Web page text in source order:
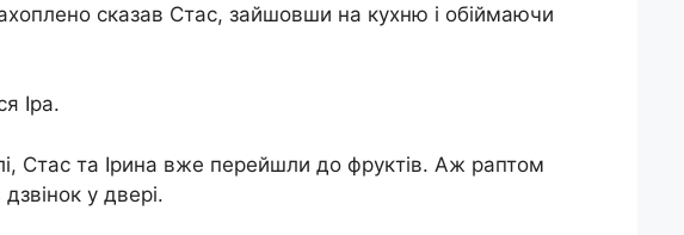
сказав Стас, зайшовши на кухню і обіймаючи
Іра.
Стас та Ірина вже перейшли до фруктів. Аж раптом
у двері.